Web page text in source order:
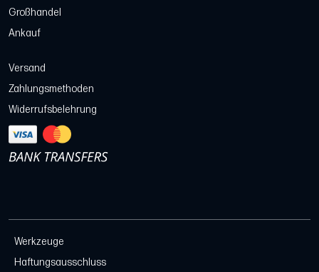
Großhandel
Ankauf
Versand
Zahlungsmethoden
Widerrufsbelehrung
Werkzeuge
Haftungsausschluss